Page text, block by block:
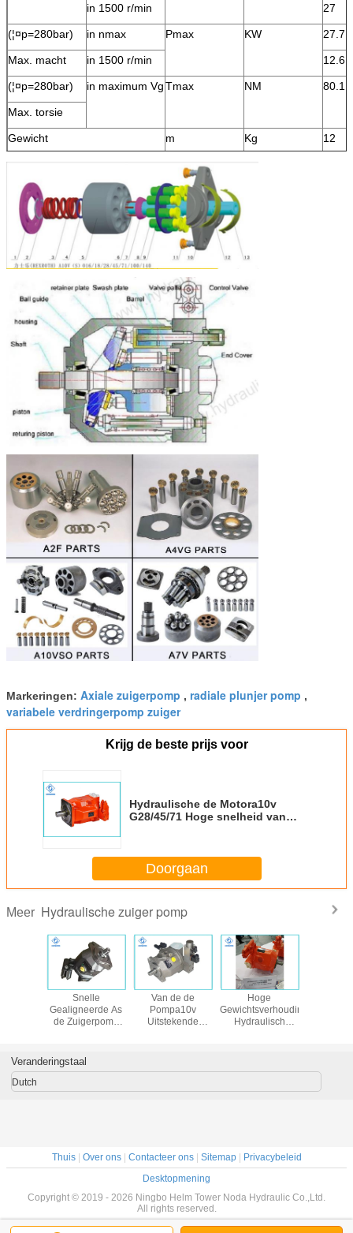
in 1500 r/min 27
(¦¤p=280bar) in nmax Pmax KW 27.7
Max. macht in 1500 r/min 12.6
(¦¤p=280bar) in maximum VgTmax NM 80.1
Max. torsie
Gewicht m Kg 12
Markeringen: Axiale zuigerpomp , radiale plunjer pomp ,
variabele verdringerpomp zuiger
Krijg de beste prijs voor
Hydraulische de Motora10v
G28/45/71 Hoge snelheid van
Doorgaan
Meer Hydraulische zuiger pomp
Snelle
Gealigneerde As
de Zuigerpomp
met door -
Schachtstructuur
Van de de
Pompa10v
Uitstekende
Zuiger de
Piekdruk 350Bar
Hoge
Gewichtsverhouding
Hydraulisch
Zuigerpomp
Veranderingstaal
Dutch
Thuis| Over ons| Contacteer ons| Sitemap|
Privacybeleid
Desktopmening
Copyright © 2019 - 2026 Ningbo Helm Tower Noda Hydraulic Co.,Ltd.
All rights reserved.